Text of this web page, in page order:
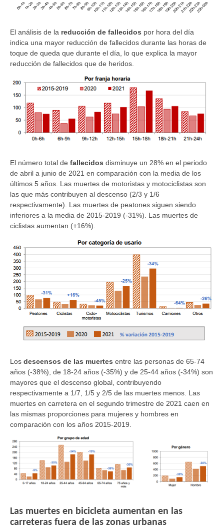
El análisis de la reducción de fallecidos por hora del día
indica una mayor reducción de fallecidos durante las horas de
toque de queda que durante el día, lo que explica la mayor
reducción de fallecidos que de heridos.
El número total de fallecidos disminuye un 28% en el periodo
de abril a junio de 2021 en comparación con la media de los
últimos 5 años. Las muertes de motoristas y motociclistas son
las que más contribuyen al descenso (2/3 y 1/6
respectivamente). Las muertes de peatones siguen siendo
inferiores a la media de 2015-2019 (-31%). Las muertes de
ciclistas aumentan (+16%).
Los descensos de las muertes entre las personas de 65-74
años (-38%), de 18-24 años (-35%) y de 25-44 años (-34%) son
mayores que el descenso global, contribuyendo
respectivamente a 1/7, 1/5 y 2/5 de las muertes menos. Las
muertes en carretera en el segundo trimestre de 2021 caen en
las mismas proporciones para mujeres y hombres en
comparación con los años 2015-2019.
Las muertes en bicicleta aumentan en las
carreteras fuera de las zonas urbanas